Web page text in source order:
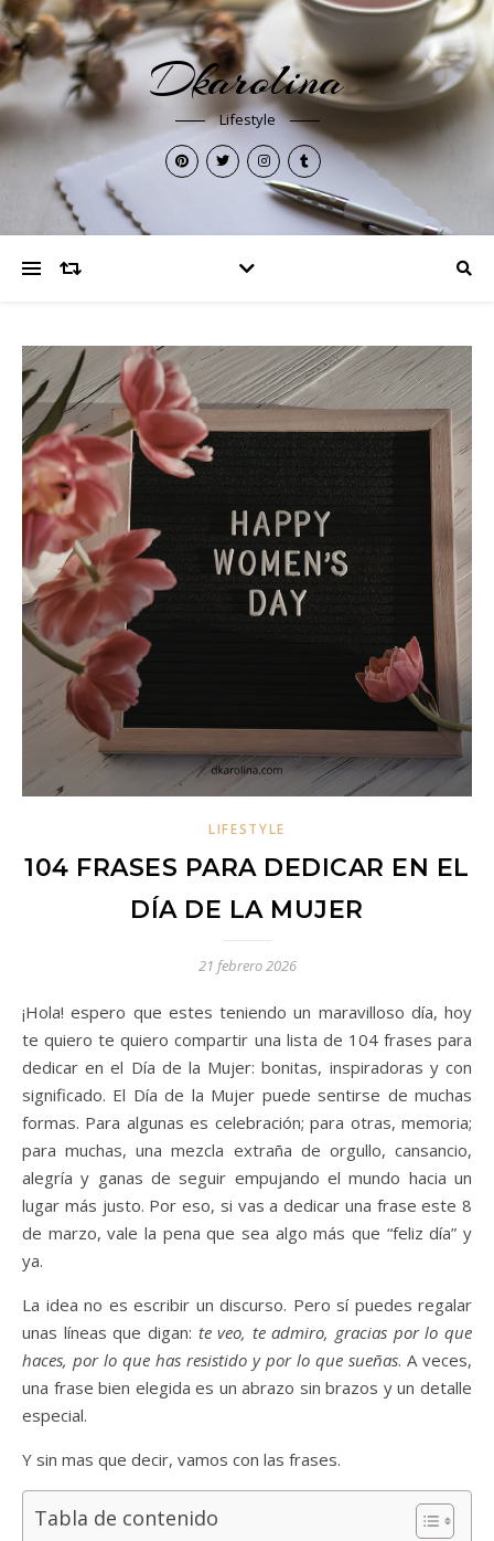
Dkarolina
Lifestyle
LIFESTYLE
104 FRASES PARA DEDICAR EN EL
DÍA DE LA MUJER
21 febrero 2026
¡Hola! espero que estes teniendo un maravilloso día, hoy
te quiero te quiero compartir una lista de 104 frases para
dedicar en el Día de la Mujer: bonitas, inspiradoras y con
significado. El Día de la Mujer puede sentirse de muchas
formas. Para algunas es celebración; para otras, memoria;
para muchas, una mezcla extraña de orgullo, cansancio,
alegría y ganas de seguir empujando el mundo hacia un
lugar más justo. Por eso, si vas a dedicar una frase este 8
de marzo, vale la pena que sea algo más que “feliz día” y
ya.
La idea no es escribir un discurso. Pero sí puedes regalar
unas líneas que digan: te veo, te admiro, gracias por lo que
haces, por lo que has resistido y por lo que sueñas. A veces,
una frase bien elegida es un abrazo sin brazos y un detalle
especial.
Y sin mas que decir, vamos con las frases.
Tabla de contenido